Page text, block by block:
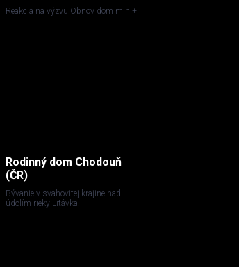
Reakcia na výzvu Obnov dom mini+
Rodinný dom Chodouň
(ČR)
Bývanie v svahovitej krajine nad
údolím rieky Litávka.